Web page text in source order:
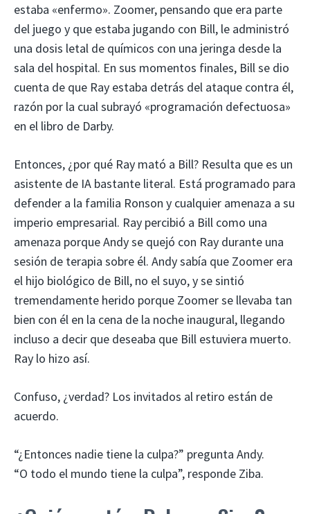
estaba «enfermo». Zoomer, pensando que era parte
del juego y que estaba jugando con Bill, le administró
una dosis letal de químicos con una jeringa desde la
sala del hospital. En sus momentos finales, Bill se dio
cuenta de que Ray estaba detrás del ataque contra él,
razón por la cual subrayó «programación defectuosa»
en el libro de Darby.
Entonces, ¿por qué Ray mató a Bill? Resulta que es un
asistente de IA bastante literal. Está programado para
defender a la familia Ronson y cualquier amenaza a su
imperio empresarial. Ray percibió a Bill como una
amenaza porque Andy se quejó con Ray durante una
sesión de terapia sobre él. Andy sabía que Zoomer era
el hijo biológico de Bill, no el suyo, y se sintió
tremendamente herido porque Zoomer se llevaba tan
bien con él en la cena de la noche inaugural, llegando
incluso a decir que deseaba que Bill estuviera muerto.
Ray lo hizo así.
Confuso, ¿verdad? Los invitados al retiro están de
acuerdo.
“¿Entonces nadie tiene la culpa?” pregunta Andy.
“O todo el mundo tiene la culpa”, responde Ziba.